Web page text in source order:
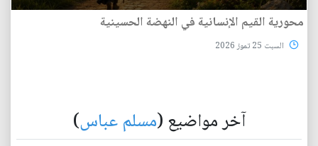
محورية القيم الإنسانية في النهضة الحسينية
السبت 25 تموز 2026
آخر مواضيع (مسلم عباس)